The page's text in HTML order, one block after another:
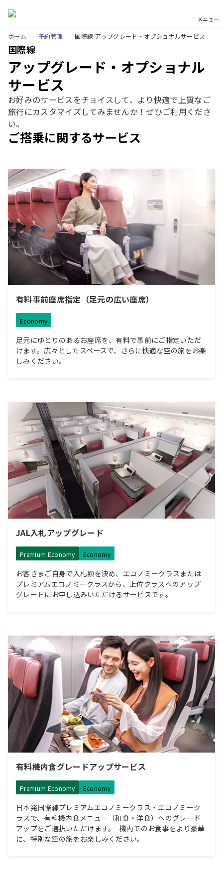
メニュー
ホーム 予約管理 国際線 アップグレード・オプショナルサービス
国際線
アップグレード・オプショナル
サービス
お好みのサービスをチョイスして、より快適で上質なご
旅行にカスタマイズしてみませんか！ぜひご利用くださ
い。
ご搭乗に関するサービス
有料事前座席指定（足元の広い座席）
Economy
足元にゆとりのあるお座席を、有料で事前にご指定いただ
けます。広々としたスペースで、さらに快適な空の旅をお楽
しみください。
JAL入札アップグレード
Premium Economy Economy
お客さまご自身で入札額を決め、エコノミークラスまたは
プレミアムエコノミークラスから、上位クラスへのアップ
グレードにお申し込みいただけるサービスです。
有料機内食グレードアップサービス
Premium Economy Economy
日本発国際線プレミアムエコノミークラス・エコノミーク
ラスで、有料機内食メニュー（和食・洋食）へのグレード
アップをご選択いただけます。 機内でのお食事をより豪華
に、特別な空の旅をお楽しみください。